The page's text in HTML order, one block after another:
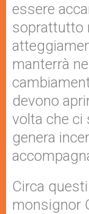
essere
soprattutto
manterrà
devono
volta che ci
genera
Circa
monsignor